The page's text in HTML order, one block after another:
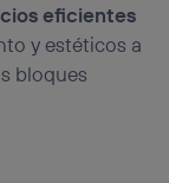
eficientes
y estéticos a
bloques